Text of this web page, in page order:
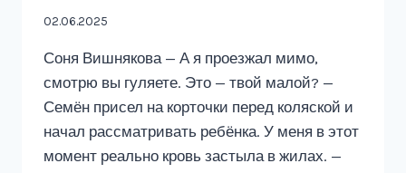
02.06.2025
Соня Вишнякова — А я проезжал мимо,
смотрю вы гуляете. Это — твой малой? —
Семён присел на корточки перед коляской и
начал рассматривать ребёнка. У меня в этот
момент реально кровь застыла в жилах. —